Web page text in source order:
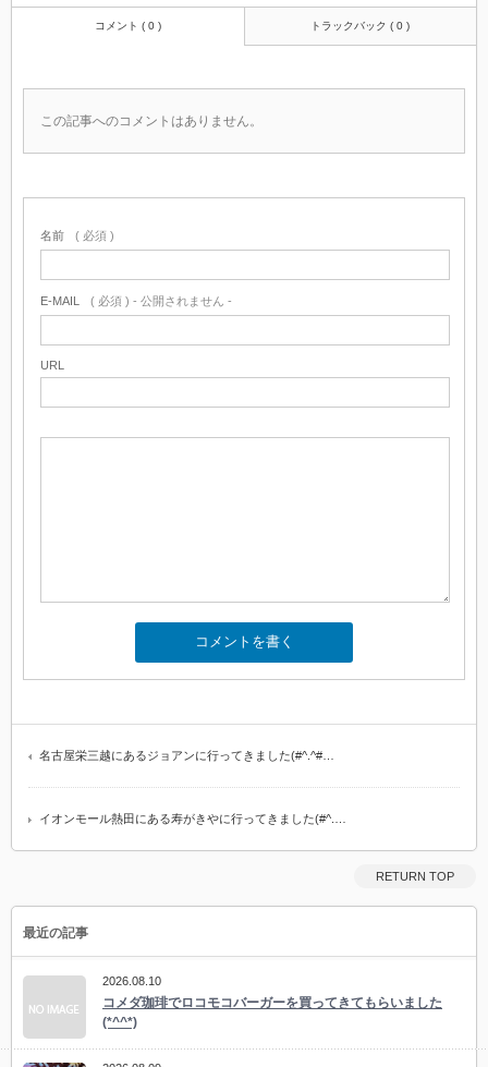
コメント ( 0 ) トラックバック ( 0 )
この記事へのコメントはありません。
名前 ( 必須 )
E-MAIL ( 必須 ) - 公開されません -
URL
名古屋栄三越にあるジョアンに行ってきました(#^.^#…
イオンモール熱田にある寿がきやに行ってきました(#^.…
RETURN TOP
最近の記事
2026.08.10
コメダ珈琲でロコモコバーガーを買ってきてもらいました
(*^^*)